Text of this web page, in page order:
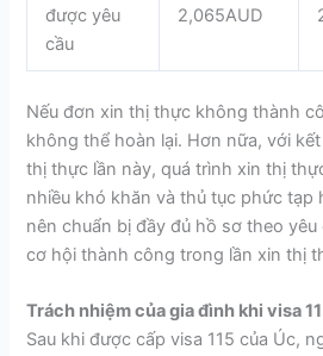
được yêu
cầu
2,065AUD
Nếu đơn xin thị thực không thành
không thể hoàn lại. Hơn nữa, với
thị thực lần này, quá trình xin thị
nhiều khó khăn và thủ tục phức tạp
nên chuẩn bị đầy đủ hồ sơ theo
cơ hội thành công trong lần xin thị
Trách nhiệm của gia đình khi visa
Sau khi được cấp visa 115 của Úc,